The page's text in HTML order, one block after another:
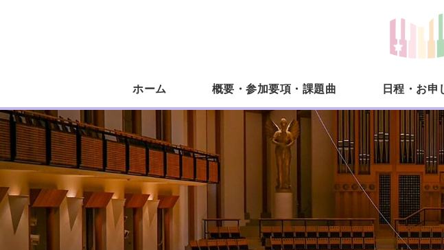
ホーム 概要・参加要項・課題曲 日程・お申